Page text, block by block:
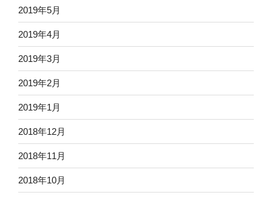
2019年5月
2019年4月
2019年3月
2019年2月
2019年1月
2018年12月
2018年11月
2018年10月